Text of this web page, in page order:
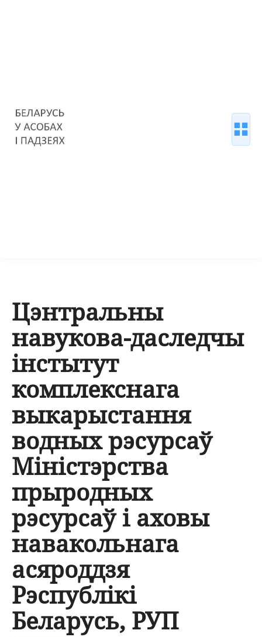
Цэнтральны
навукова-даследчы
інстытут
комплекснага
выкарыстання
водных рэсурсаў
Міністэрства
прыродных
рэсурсаў і аховы
навакольнага
асяроддзя
Рэспублікі
Беларусь, РУП